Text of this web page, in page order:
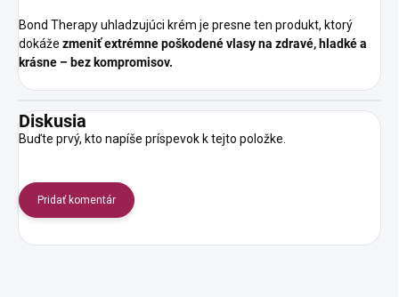
Bond Therapy uhladzujúci krém je presne ten produkt, ktorý
dokáže zmeniť extrémne poškodené vlasy na zdravé, hladké a
krásne – bez kompromisov.
Diskusia
Buďte prvý, kto napíše príspevok k tejto položke.
Pridať komentár